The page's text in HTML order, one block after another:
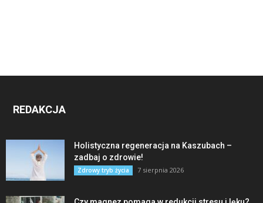
REDAKCJA
Holistyczna regeneracja na Kaszubach –
zadbaj o zdrowie!
Zdrowy tryb życia 7 sierpnia 2026